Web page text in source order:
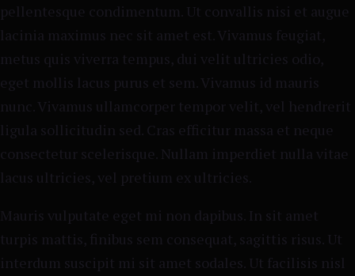
pellentesque condimentum. Ut convallis nisi et augue
lacinia maximus nec sit amet est. Vivamus feugiat,
metus quis viverra tempus, dui velit ultricies odio,
eget mollis lacus purus et sem. Vivamus id mauris
nunc. Vivamus ullamcorper tempor velit, vel hendrerit
ligula sollicitudin sed. Cras efficitur massa et neque
consectetur scelerisque. Nullam imperdiet nulla vitae
lacus ultricies, vel pretium ex ultricies.
Mauris vulputate eget mi non dapibus. In sit amet
turpis mattis, finibus sem consequat, sagittis risus. Ut
interdum suscipit mi sit amet sodales. Ut facilisis nisl